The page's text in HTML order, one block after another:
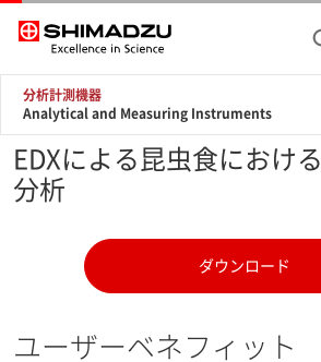
分析計測機器
Analytical and Measuring Instruments
EDXによる昆虫食におけ
分析
ダウンロード
ユーザーベネフィット